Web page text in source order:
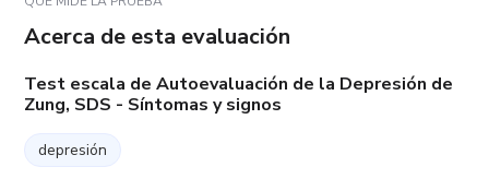
Acerca de esta evaluación
Test escala de Autoevaluación de la Depresión de
Zung, SDS - Síntomas y signos
depresión